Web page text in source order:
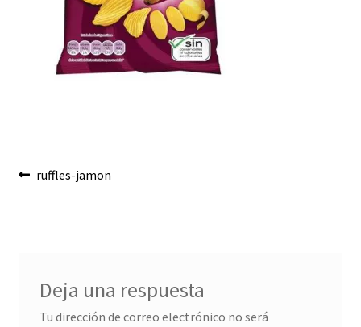
Finalizar compra
Mi cuenta
Pescados y Mariscos
Navegación
Anterior:
ruffles-jamon
Deja una respuesta
Tu dirección de correo electrónico no será